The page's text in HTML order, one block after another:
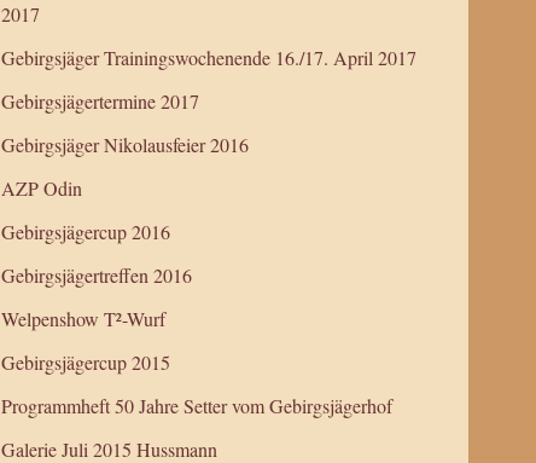
2017
Gebirgsjäger Trainingswochenende 16./17. April 2017
Gebirgsjägertermine 2017
Gebirgsjäger Nikolausfeier 2016
AZP Odin
Gebirgsjägercup 2016
Gebirgsjägertreffen 2016
Welpenshow T²-Wurf
Gebirgsjägercup 2015
Programmheft 50 Jahre Setter vom Gebirgsjägerhof
Galerie Juli 2015 Hussmann